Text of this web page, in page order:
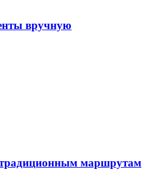
вручную
традиционным маршрутам